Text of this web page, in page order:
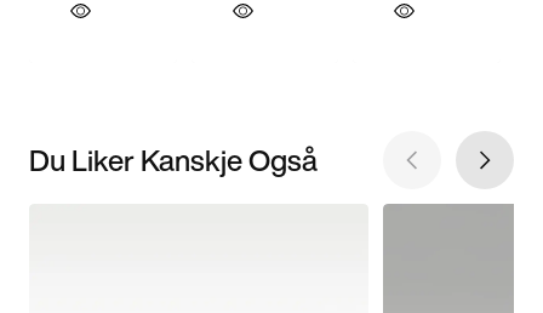
Du Liker Kanskje Også